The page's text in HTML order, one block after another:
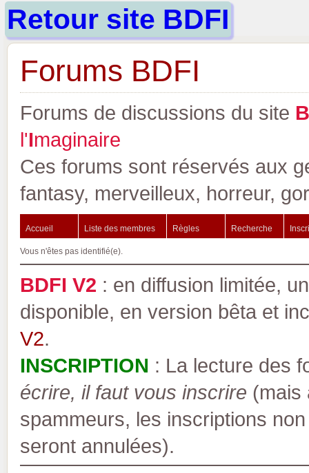
Retour site BDFI
Forums BDFI
Forums de discussions du site B
l'Imaginaire
Ces forums sont réservés aux
fantasy, merveilleux, horreur,
Accueil Liste des membres Règles Recherche
Vous n'êtes pas identifié(e).
BDFI V2 : en diffusion limitée,
disponible, en version bêta et
V2.
INSCRIPTION : La lecture des
écrire, il faut vous inscrire (mais
spammeurs, les inscriptions
seront annulées).